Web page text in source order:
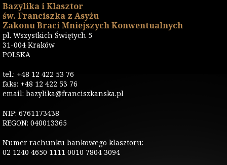
Bazylika i Klasztor
św. Franciszka z Asyżu
Zakonu Braci Mniejszych Konwentualnych
pl. Wszystkich Świętych 5
31-004 Kraków
POLSKA
tel.: +48 12 422 53 76
faks: +48 12 422 53 76
email: bazylika@franciszkanska.pl
NIP: 6761173438
REGON: 040013365
Numer rachunku bankowego klasztoru:
02 1240 4650 1111 0010 7804 3094